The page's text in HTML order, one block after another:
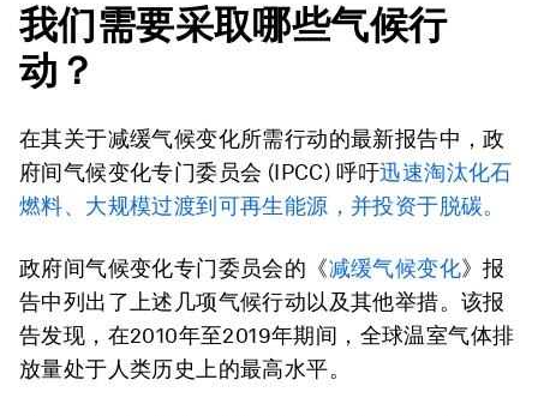
我们需要采取哪些气候行
动？
在其关于减缓气候变化所需行动的最新报告中，政
府间气候变化专门委员会 (IPCC) 呼吁迅速淘汰化石
燃料、大规模过渡到可再生能源，并投资于脱碳。
政府间气候变化专门委员会的《减缓气候变化》报
告中列出了上述几项气候行动以及其他举措。该报
告发现，在2010年至2019年期间，全球温室气体排
放量处于人类历史上的最高水平。